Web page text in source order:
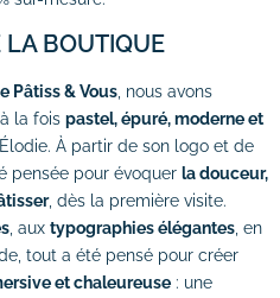
LA BOUTIQUE
Pâtiss & Vous , nous avons
la fois pastel, épuré, moderne et
À partir de son logo et de
pensée pour évoquer la douceur,
, dès la première visite.
, aux typographies élégantes , en
tout a été pensé pour créer
et chaleureuse : une